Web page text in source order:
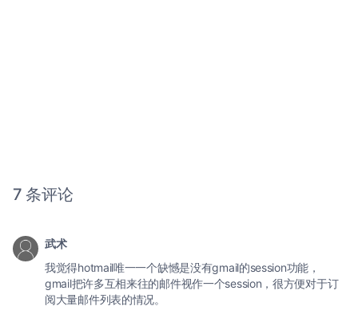
7 条评论
武术
我觉得hotmail唯一一个缺憾是没有gmail的session功能，
gmail把许多互相来往的邮件视作一个session，很方便对于订
阅大量邮件列表的情况。